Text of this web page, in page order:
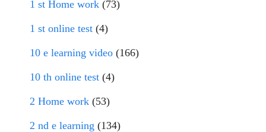
1 st Home work (73)
1 st online test (4)
10 e learning video (166)
10 th online test (4)
2 Home work (53)
2 nd e learning (134)